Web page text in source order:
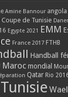
Amine Bannour angola
Coupe de Tunisie
Egypte 2021 EMM
France 2017 FTHB
Handball
Maroc mondial
Qatar Rio
Tunisie